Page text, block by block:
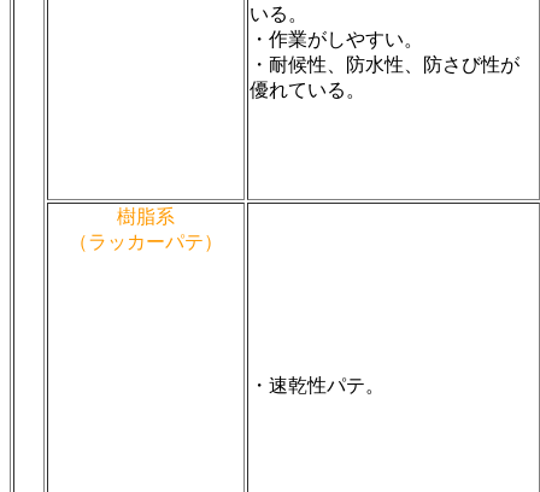
いる。
・作業がしやすい。
・耐候性、防水性、防さび性が
優れている。
樹脂系
（ラッカーパテ）
・速乾性パテ。